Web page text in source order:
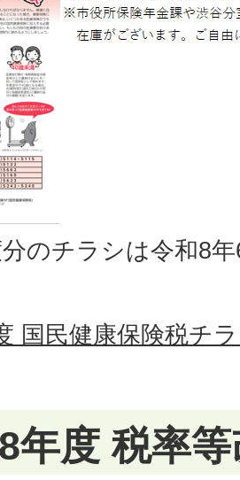
のチラシは令和8
国民健康保険税チ
年度 税率